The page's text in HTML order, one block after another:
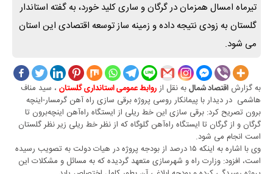
تیرماه امسال همزمان در گرگان و ساری کلید خورد، به گفته استاندار
گلستان به زودی نتیجه داده و زمینه ساز توسعه اقتصادی این استان
می شود.
به گزارش اقتصاد شمال به نقل از روابط عمومی استانداری گلستان ، سید مناف
هاشمی در دیدار با پیمانکار روسی پروژه برقی سازی راه آهن گرمسار-اینچه
برون تصریح کرد: برقی سازی این خط ریلی از ایستگاه راه‌آهن اینچه‌برون تا
گرگان و از گرگان تا ایستگاه راه‌آهن گلوگاه که از نظر خط ریلی زیر نظر گلستان
است انجام می شود.
وی با اشاره به اینکه ۱۵ درصد از بودجه پروژه در هیات دولت به تصویب رسیده
است، افزود: وزارت راه و شهرسازی متعهد گردیده که به مسائل و مشکلات این